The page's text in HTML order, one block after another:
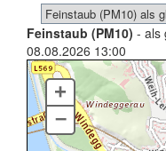
Feinstaub (PM10) - als
08.08.2026 13:00
+
–